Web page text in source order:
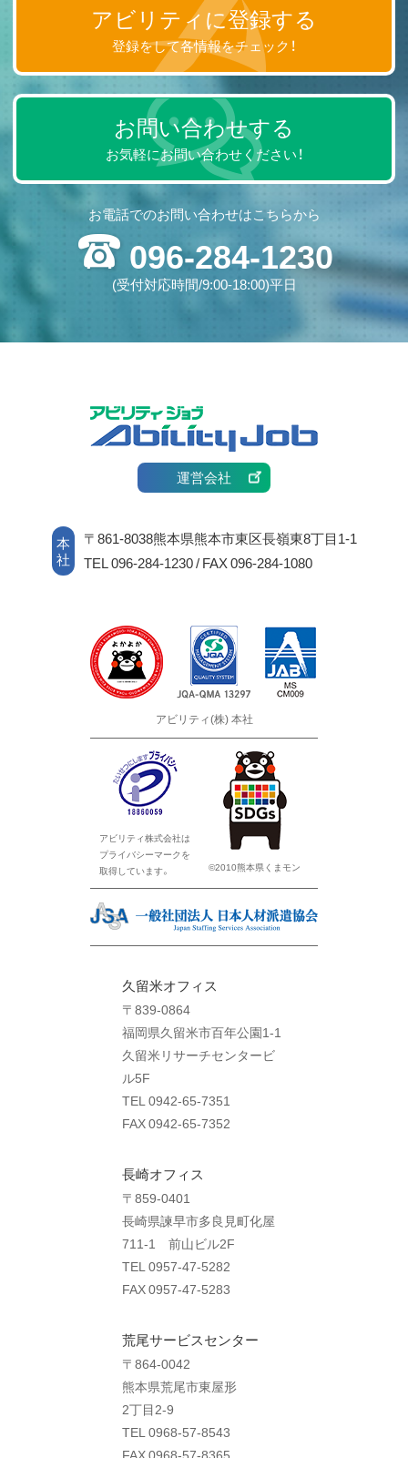
アビリティに登録する
登録をして各情報をチェック！
お問い合わせする
お気軽にお問い合わせください！
お電話でのお問い合わせはこちらから
096-284-1230
(受付対応時間/9:00-18:00)平日
運営会社
本
社
〒861-8038熊本県熊本市東区長嶺東8丁目1-1
TEL 096-284-1230 / FAX 096-284-1080
アビリティ(株) 本社
アビリティ株式会社は
プライバシーマークを
取得しています。
©2010熊本県くまモン
久留米オフィス
〒839-0864
福岡県久留米市百年公園1-1
久留米リサーチセンタービ
ル5F
TEL 0942-65-7351
FAX 0942-65-7352
長崎オフィス
〒859-0401
長崎県諫早市多良見町化屋
711-1 前山ビル2F
TEL 0957-47-5282
FAX 0957-47-5283
荒尾サービスセンター
〒864-0042
熊本県荒尾市東屋形
2丁目2-9
TEL 0968-57-8543
FAX 0968-57-8365